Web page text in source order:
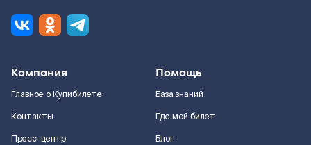
Компания
Главное о Купибилете
Контакты
Пресс-центр
Помощь
База знаний
Где мой билет
Блог